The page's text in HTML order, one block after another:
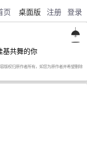
页 桌面版 注册 登录
基共舞的你
版权归原作者所有，如您为原作者并希望删除